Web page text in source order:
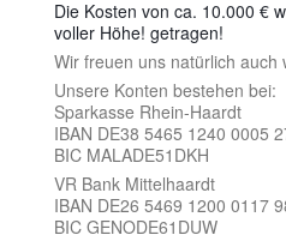
Die Kosten von ca. 10.000 €
voller Höhe! getragen!
Wir freuen uns natürlich auch
Unsere Konten bestehen bei:
Sparkasse Rhein-Haardt
IBAN DE38 5465 1240 0005
BIC MALADE51DKH
VR Bank Mittelhaardt
IBAN DE26 5469 1200 0117
BIC GENODE61DUW